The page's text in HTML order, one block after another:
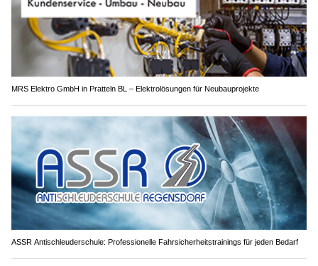
MRS Elektro GmbH in Pratteln BL – Elektrolösungen für Neubauprojekte
ASSR Antischleuderschule: Professionelle Fahrsicherheitstrainings für jeden Bedarf